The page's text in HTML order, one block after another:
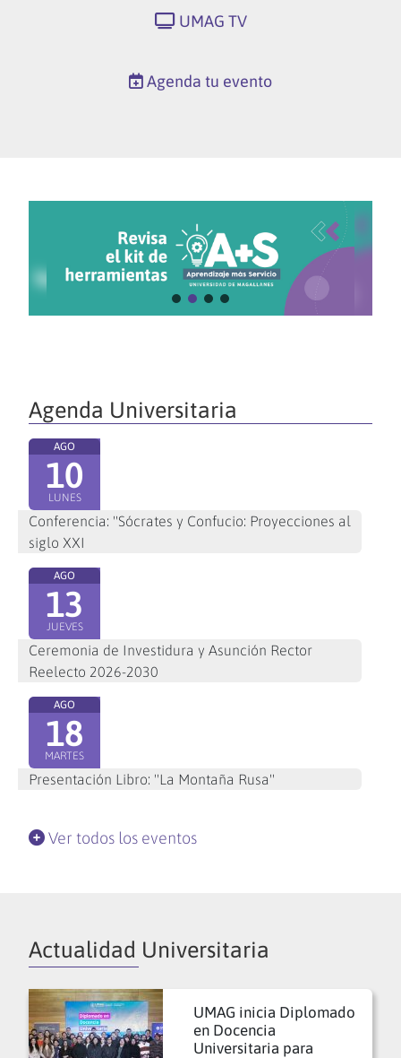
UMAG TV
Agenda tu evento
Agenda Universitaria
AGO
10
LUNES
Conferencia: "Sócrates y Confucio: Proyecciones al
siglo XXI
AGO
13
JUEVES
Ceremonia de Investidura y Asunción Rector
Reelecto 2026-2030
AGO
18
MARTES
Presentación Libro: "La Montaña Rusa"
Ver todos los eventos
Actualidad Universitaria
UMAG inicia Diplomado
en Docencia
Universitaria para